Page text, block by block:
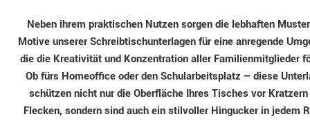
Neben ihrem praktischen Nutzen sorgen die lebhaften
Motive unserer Schreibtischunterlagen für eine anregende
die die Kreativität und Konzentration aller Familienmitglieder
Ob fürs Homeoffice oder den Schularbeitsplatz – diese
schützen nicht nur die Oberfläche Ihres Tisches vor Kratzern
Flecken, sondern sind auch ein stilvoller Hingucker in jedem